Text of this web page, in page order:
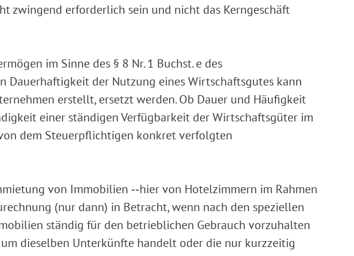
zwingend erforderlich sein und nicht das Kerngeschäft
im Sinne des § 8 Nr. 1 Buchst. e des
Dauerhaftigkeit der Nutzung eines Wirtschaftsgutes kann
erstellt, ersetzt werden. Ob Dauer und Häufigkeit
einer ständigen Verfügbarkeit der Wirtschaftsgüter im
dem Steuerpflichtigen konkret verfolgten
von Immobilien ‑‑hier von Hotelzimmern im Rahmen
(nur dann) in Betracht, wenn nach den speziellen
ständig für den betrieblichen Gebrauch vorzuhalten
dieselben Unterkünfte handelt oder die nur kurzzeitig